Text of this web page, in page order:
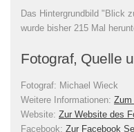
Das Hintergrundbild "Blick
wurde bisher 215 Mal
Fotograf, Quelle
Fotograf: Michael Wieck
Weitere Informationen: Zum
Website: Zur Website des
Facebook: Zur Facebook